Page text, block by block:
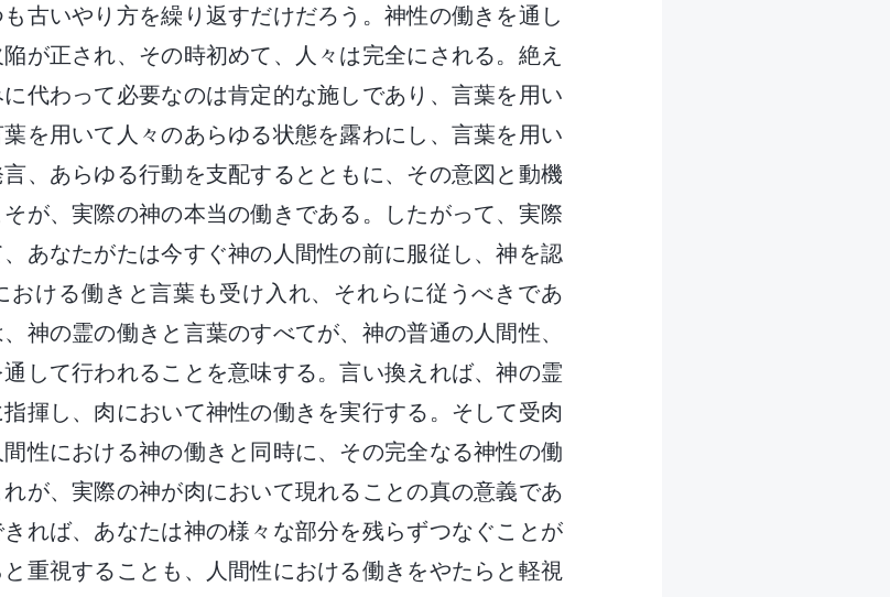
古いやり方を繰り返すだけだろう。神性の働きを通し
が正され、その時初めて、人々は完全にされる。絶え
代わって必要なのは肯定的な施しであり、言葉を用い
を用いて人々のあらゆる状態を露わにし、言葉を用い
、あらゆる行動を支配するとともに、その意図と動機
が、実際の神の本当の働きである。したがって、実際
あなたがたは今すぐ神の人間性の前に服従し、神を認
おける働きと言葉も受け入れ、それらに従うべきであ
神の霊の働きと言葉のすべてが、神の普通の人間性、
して行われることを意味する。言い換えれば、神の霊
揮し、肉において神性の働きを実行する。そして受肉
性における神の働きと同時に、その完全なる神性の働
が、実際の神が肉において現れることの真の意義であ
れば、あなたは神の様々な部分を残らずつなぐことが
重視することも、人間性における働きをやたらと軽視